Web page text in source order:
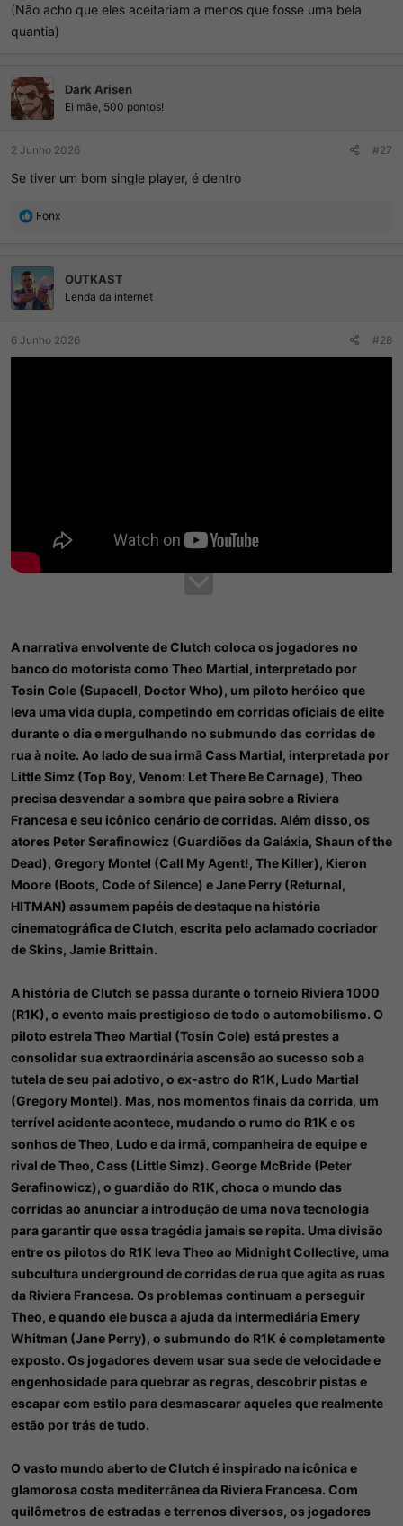
(Não acho que eles aceitariam a menos que fosse uma bela
quantia)
Dark Arisen
Ei mãe, 500 pontos!
2 Junho 2026 #27
Se tiver um bom single player, é dentro
R
õ
e
s
Fonx
OUTKAST
Lenda da internet
6 Junho 2026 #28
A narrativa envolvente de Clutch coloca os jogadores no
banco do motorista como Theo Martial, interpretado por
Tosin Cole (Supacell, Doctor Who), um piloto heróico que
leva uma vida dupla, competindo em corridas oficiais de elite
durante o dia e mergulhando no submundo das corridas de
rua à noite. Ao lado de sua irmã Cass Martial, interpretada por
Little Simz (Top Boy, Venom: Let There Be Carnage), Theo
precisa desvendar a sombra que paira sobre a Riviera
Francesa e seu icônico cenário de corridas. Além disso, os
atores Peter Serafinowicz (Guardiões da Galáxia, Shaun of the
Dead), Gregory Montel (Call My Agent!, The Killer), Kieron
Moore (Boots, Code of Silence) e Jane Perry (Returnal,
HITMAN) assumem papéis de destaque na história
cinematográfica de Clutch, escrita pelo aclamado cocriador
de Skins, Jamie Brittain.
A história de Clutch se passa durante o torneio Riviera 1000
(R1K), o evento mais prestigioso de todo o automobilismo. O
piloto estrela Theo Martial (Tosin Cole) está prestes a
consolidar sua extraordinária ascensão ao sucesso sob a
tutela de seu pai adotivo, o ex-astro do R1K, Ludo Martial
(Gregory Montel). Mas, nos momentos finais da corrida, um
terrível acidente acontece, mudando o rumo do R1K e os
sonhos de Theo, Ludo e da irmã, companheira de equipe e
rival de Theo, Cass (Little Simz). George McBride (Peter
Serafinowicz), o guardião do R1K, choca o mundo das
corridas ao anunciar a introdução de uma nova tecnologia
para garantir que essa tragédia jamais se repita. Uma divisão
entre os pilotos do R1K leva Theo ao Midnight Collective, uma
subcultura underground de corridas de rua que agita as ruas
da Riviera Francesa. Os problemas continuam a perseguir
Theo, e quando ele busca a ajuda da intermediária Emery
Whitman (Jane Perry), o submundo do R1K é completamente
exposto. Os jogadores devem usar sua sede de velocidade e
engenhosidade para quebrar as regras, descobrir pistas e
escapar com estilo para desmascarar aqueles que realmente
estão por trás de tudo.
O vasto mundo aberto de Clutch é inspirado na icônica e
glamorosa costa mediterrânea da Riviera Francesa. Com
quilômetros de estradas e terrenos diversos, os jogadores